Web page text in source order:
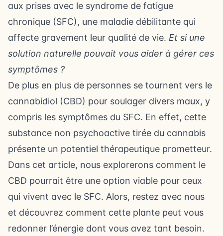
aux prises avec le syndrome de fatigue
chronique (SFC), une maladie débilitante qui
affecte gravement leur qualité de vie. Et si une
solution naturelle pouvait vous aider à gérer ces
symptômes ?
De plus en plus de personnes se tournent vers le
cannabidiol (CBD) pour soulager divers maux, y
compris les symptômes du SFC. En effet, cette
substance non psychoactive tirée du cannabis
présente un potentiel thérapeutique prometteur.
Dans cet article, nous explorerons comment le
CBD pourrait être une option viable pour ceux
qui vivent avec le SFC. Alors, restez avec nous
et découvrez comment cette plante peut vous
redonner l’énergie dont vous avez tant besoin.